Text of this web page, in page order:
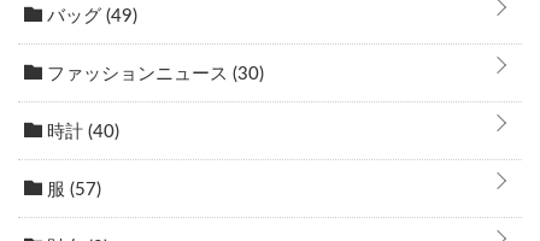
バッグ (49)
ファッションニュース (30)
時計 (40)
服 (57)